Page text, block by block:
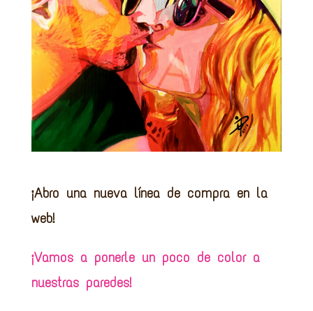
¡Abro una nueva línea de compra en la
web!
¡Vamos a ponerle un poco de color a
nuestras paredes!